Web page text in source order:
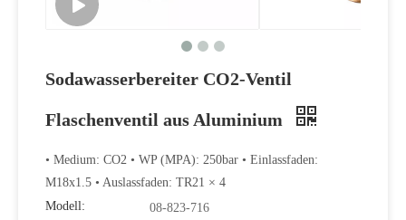
Sodawasserbereiter CO2-Ventil
Flaschenventil aus Aluminium
• Medium: CO2 • WP (MPA): 250bar • Einlassfaden:
M18x1.5 • Auslassfaden: TR21 × 4
Modell:
08-823-716